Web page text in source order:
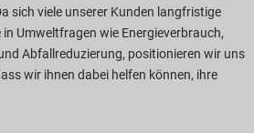
sich viele unserer Kunden langfristige
in Umweltfragen wie Energieverbrauch,
Abfallreduzierung, positionieren wir uns
wir ihnen dabei helfen können, ihre